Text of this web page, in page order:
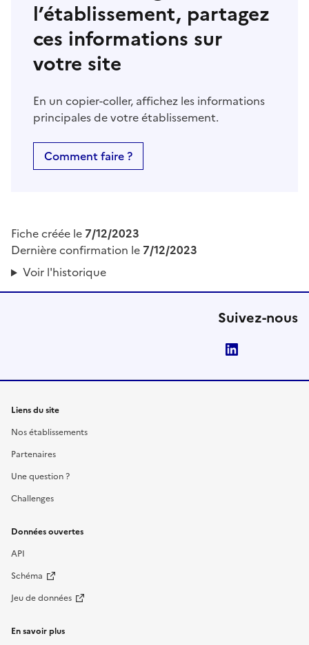
l’établissement, partagez
ces informations sur
votre site
En un copier-coller, affichez les informations
principales de votre établissement.
Comment faire ?
Fiche créée le 7/12/2023
Dernière confirmation le 7/12/2023
Voir l'historique
Suivez-nous
Liens du site
Nos établissements
Partenaires
Une question ?
Challenges
Données ouvertes
API
Schéma
Jeu de données
En savoir plus